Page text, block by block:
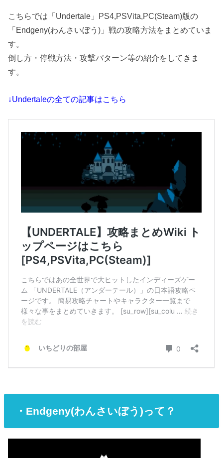
こちらでは「Undertale」PS4,PSVita,PC(Steam)版の
「Endgeny(わんさいぼう)」戦の攻略方法をまとめていま
す。
倒し方・停戦方法・攻撃パターン等の紹介をしてきま
す。
↓Undertaleの全ての記事はこちら
・Endgeny(わんさいぼう)って？